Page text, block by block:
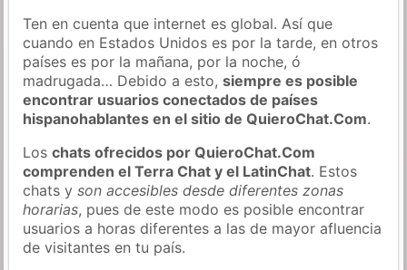
Ten en cuenta que internet es global. Así que
cuando en Estados Unidos es por la tarde, en otros
países es por la mañana, por la noche, ó
madrugada… Debido a esto,siempre es posible
encontrar usuarios conectados de países
hispanohablantes en el sitio de QuieroChat.Com.
Loschats ofrecidos por QuieroChat.Com
comprenden el Terra Chat y el LatinChat. Estos
chats yson accesibles desde diferentes zonas
horarias, pues de este modo es posible encontrar
usuarios a horas diferentes a las de mayor afluencia
de visitantes en tu país.